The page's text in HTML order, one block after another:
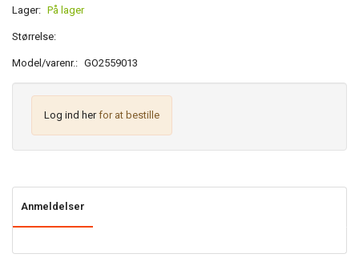
Lager: På lager
Størrelse:
Model/varenr.: GO2559013
Log ind herfor at bestille
Anmeldelser